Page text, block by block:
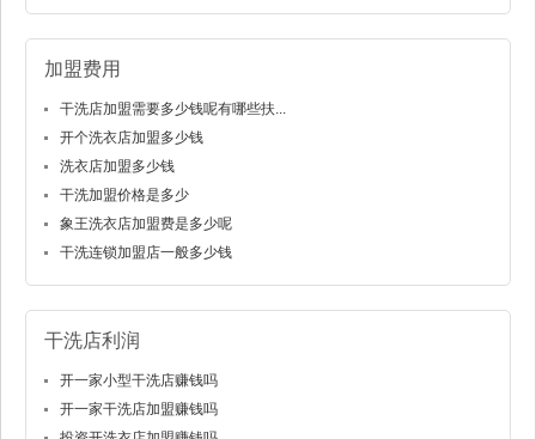
加盟费用
干洗店加盟需要多少钱呢有哪些扶...
开个洗衣店加盟多少钱
洗衣店加盟多少钱
干洗加盟价格是多少
象王洗衣店加盟费是多少呢
干洗连锁加盟店一般多少钱
干洗店利润
开一家小型干洗店赚钱吗
开一家干洗店加盟赚钱吗